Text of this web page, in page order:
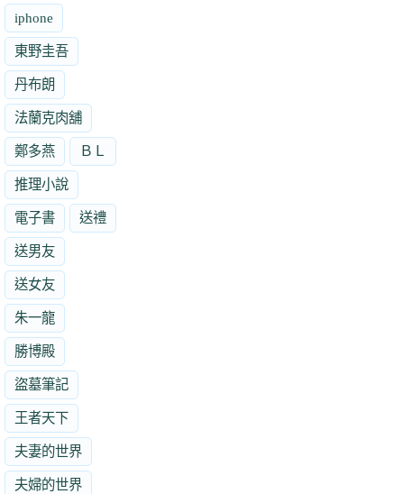
iphone
東野圭吾
丹布朗
法蘭克肉舖
鄭多燕 ＢＬ
推理小說
電子書 送禮
送男友
送女友
朱一龍
勝博殿
盜墓筆記
王者天下
夫妻的世界
夫婦的世界